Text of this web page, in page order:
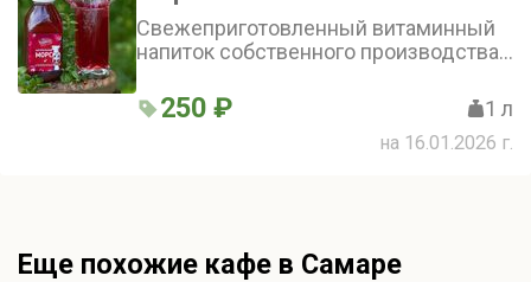
Свежеприготовленный витаминный
напиток собственного производства
воды и ягод
250 ₽ 1 л
на 16.01.2026 г.
Еще похожие кафе в Самаре